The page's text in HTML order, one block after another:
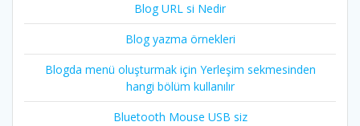
Blog URL si Nedir
Blog yazma örnekleri
Blogda menü oluşturmak için Yerleşim sekmesinden
hangi bölüm kullanılır
Bluetooth Mouse USB siz